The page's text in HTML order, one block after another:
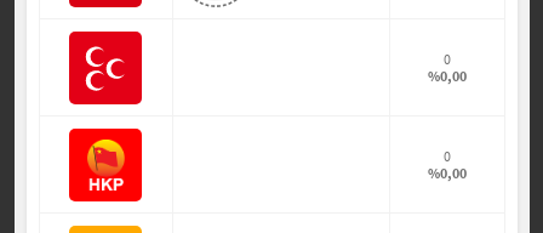
0
%0,00
0
%0,00